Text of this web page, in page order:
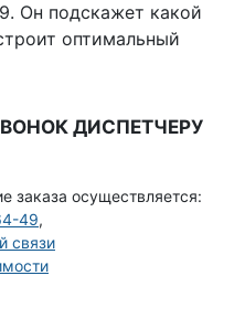
Он подскажет какой
оптимальный
ДИСПЕТЧЕРУ
заказа осуществляется:
49,
связи